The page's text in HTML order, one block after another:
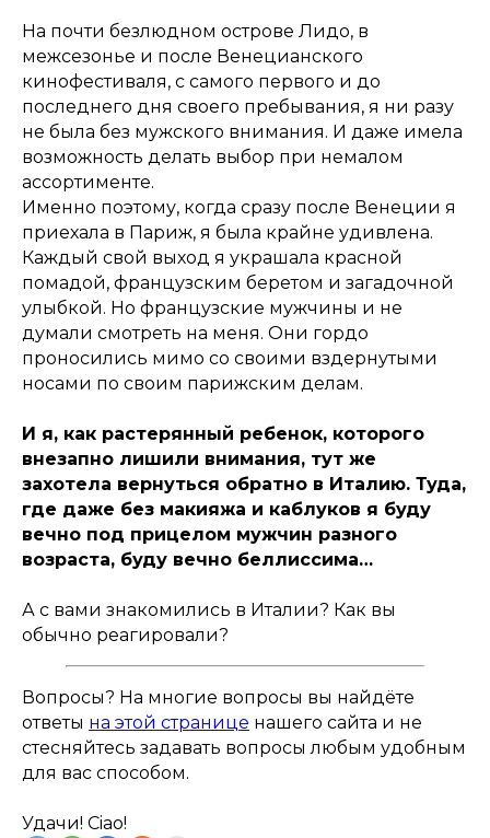
На почти безлюдном острове Лидо, в
межсезонье и после Венецианского
кинофестиваля, с самого первого и до
последнего дня своего пребывания, я ни разу
не была без мужского внимания. И даже имела
возможность делать выбор при немалом
ассортименте.
Именно поэтому, когда сразу после Венеции я
приехала в Париж, я была крайне удивлена.
Каждый свой выход я украшала красной
помадой, французским беретом и загадочной
улыбкой. Но французские мужчины и не
думали смотреть на меня. Они гордо
проносились мимо со своими вздернутыми
носами по своим парижским делам.
И я, как растерянный ребенок, которого
внезапно лишили внимания, тут же
захотела вернуться обратно в Италию. Туда,
где даже без макияжа и каблуков я буду
вечно под прицелом мужчин разного
возраста, буду вечно беллиссима…
А с вами знакомились в Италии? Как вы
обычно реагировали?
Вопросы? На многие вопросы вы найдёте
ответы на этой странице нашего сайта и не
стесняйтесь задавать вопросы любым удобным
для вас способом.
Удачи! Ciao!